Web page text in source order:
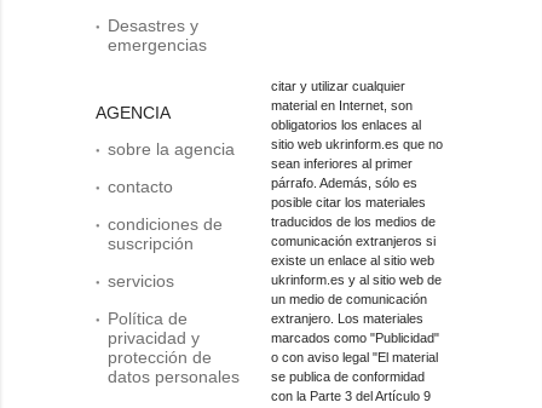
Desastres y
emergencias
AGENCIA
sobre la agencia
contacto
condiciones de
suscripción
servicios
Política de
privacidad y
protección de
datos personales
citar y utilizar cualquier
material en Internet, son
obligatorios los enlaces al
sitio web ukrinform.es que no
sean inferiores al primer
párrafo. Además, sólo es
posible citar los materiales
traducidos de los medios de
comunicación extranjeros si
existe un enlace al sitio web
ukrinform.es y al sitio web de
un medio de comunicación
extranjero. Los materiales
marcados como "Publicidad"
o con aviso legal "El material
se publica de conformidad
con la Parte 3 del Artículo 9